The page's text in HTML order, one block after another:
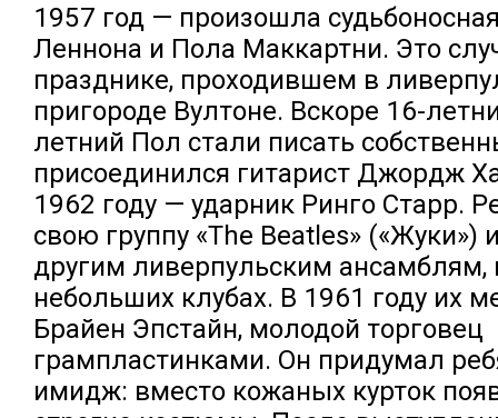
1957 год — произошла
Леннона и Пола Маккартни. Это
празднике, проходившем в
пригороде Вултоне. Вскоре 16-
летний Пол стали писать
присоединился гитарист Джордж
1962 году — ударник Ринго Старр.
свою группу «The Beatles» («Жуки»)
другим ливерпульским ансамблям,
небольших клубах. В 1961 году их
Брайен Эпстайн, молодой торговец
грампластинками. Он придумал
имидж: вместо кожаных курток